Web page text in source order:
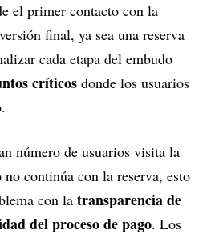
el primer contacto con la
final, ya sea una reserva
cada etapa del embudo
críticos donde los usuarios
número de usuarios visita la
continúa con la reserva, esto
con la transparencia de
del proceso de pago. Los